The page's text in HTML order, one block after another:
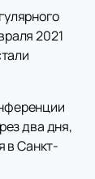
2021
два дня,
в Санкт-